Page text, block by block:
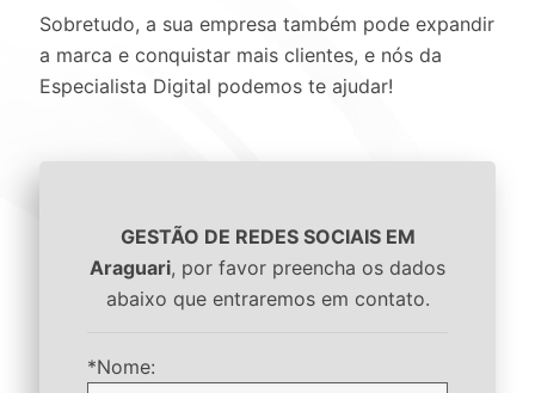
Sobretudo, a sua empresa também pode expandir
a marca e conquistar mais clientes, e nós da
Especialista Digital podemos te ajudar!
GESTÃO DE REDES SOCIAIS EM
Araguari, por favor preencha os dados
abaixo que entraremos em contato.
*Nome: